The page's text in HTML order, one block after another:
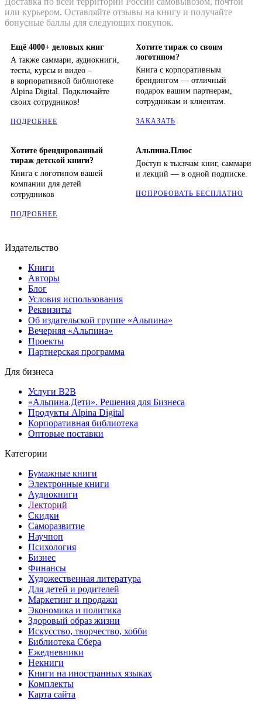
или курьером. Оставляйте отзывы на книгу и получайте
бонусные баллы для следующих покупок.
Ещё 4000+ деловых книг
А также саммари, аудиокниги,
тесты, курсы и видео –
в корпоративной библиотеке
Alpina Digital. Подключайте
своих сотрудников!
ПОДРОБНЕЕ
Хотите тираж со своим
логотипом?
Книга с корпоративным
брендингом — отличный
подарок вашим партнерам,
сотрудникам и клиентам.
ЗАКАЗАТЬ
Хотите брендированный
тираж детской книги?
Книга с логотипом вашей
компании для детей
сотрудников
ПОДРОБНЕЕ
Альпина.Плюс
Доступ к тысячам книг, саммари
и лекций — в одной подписке.
ПОПРОБОВАТЬ БЕСПЛАТНО
Издательство
Книги
Авторы
Блог
Условия использования
Реквизиты
Об издательской группе «Альпина»
Вечерняя «Альпина»
Проекты
Партнерская программа
Для бизнеса
Услуги B2B
«Альпина.Дети». Решения для Бизнеса
Продукты Alpina Digital
Корпоративная библиотека
Оптовые поставки
Категории
Бумажные книги
Электронные книги
Аудиокниги
Лекторий
Скидки
Саморазвитие
Научпоп
Психология
Бизнес
Финансы
Художественная литература
Для детей и родителей
Маркетинг и продажи
Экономика и политика
Здоровый образ жизни
Искусство, творчество, хобби
Библиотека Сбера
Ежедневники
Некниги
Книги на иностранных языках
Комплекты
Карта сайта